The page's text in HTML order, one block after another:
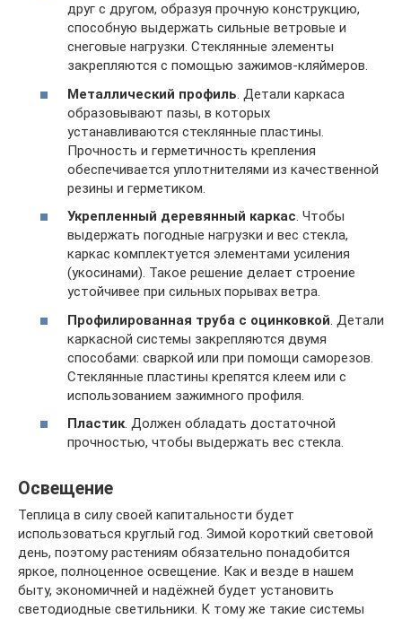
друг с другом, образуя прочную конструкцию,
способную выдержать сильные ветровые и
снеговые нагрузки. Стеклянные элементы
закрепляются с помощью зажимов-кляймеров.
Металлический профиль. Детали каркаса
образовывают пазы, в которых
устанавливаются стеклянные пластины.
Прочность и герметичность крепления
обеспечивается уплотнителями из качественной
резины и герметиком.
Укрепленный деревянный каркас. Чтобы
выдержать погодные нагрузки и вес стекла,
каркас комплектуется элементами усиления
(укосинами). Такое решение делает строение
устойчивее при сильных порывах ветра.
Профилированная труба с оцинковкой. Детали
каркасной системы закрепляются двумя
способами: сваркой или при помощи саморезов.
Стеклянные пластины крепятся клеем или с
использованием зажимного профиля.
Пластик. Должен обладать достаточной
прочностью, чтобы выдержать вес стекла.
Освещение
Теплица в силу своей капитальности будет
использоваться круглый год. Зимой короткий световой
день, поэтому растениям обязательно понадобится
яркое, полноценное освещение. Как и везде в нашем
быту, экономичней и надёжней будет установить
светодиодные светильники. К тому же такие системы